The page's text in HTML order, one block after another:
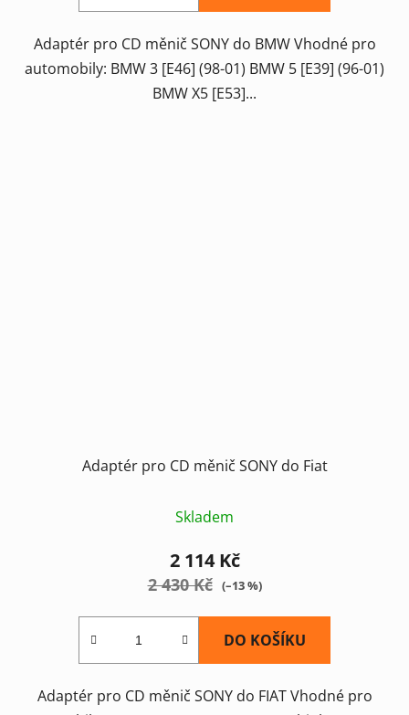
Adaptér pro CD měnič SONY do BMW Vhodné pro
automobily: BMW 3 [E46] (98-01) BMW 5 [E39] (96-01)
BMW X5 [E53]...
Adaptér pro CD měnič SONY do Fiat
Skladem
2 114 Kč
2 430 Kč (–13 %)
DO KOŠÍKU
Adaptér pro CD měnič SONY do FIAT Vhodné pro